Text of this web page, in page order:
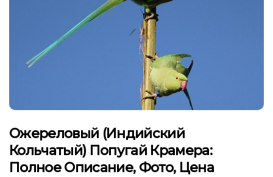
Ожереловый (индийский
Кольчатый) Попугай Крамера:
Полное Описание, Фото, Цена